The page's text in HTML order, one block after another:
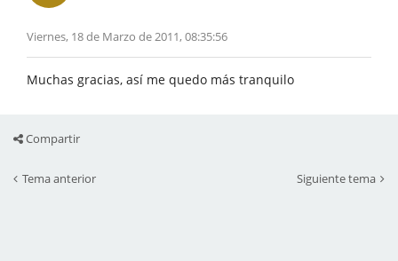
Viernes, 18 de Marzo de 2011, 08:35:56
Muchas gracias, así me quedo más tranquilo
Compartir
Tema anterior Siguiente tema